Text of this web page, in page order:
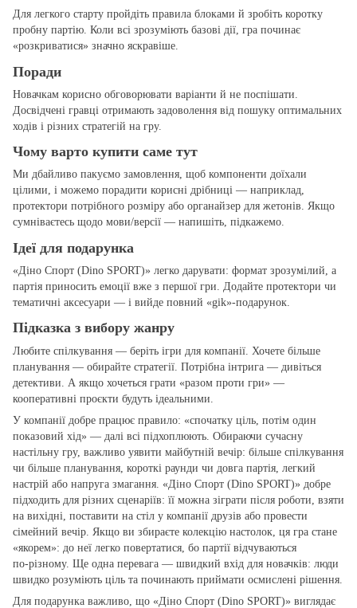
Для легкого старту пройдіть правила блоками й зробіть коротку
пробну партію. Коли всі зрозуміють базові дії, гра починає
«розкриватися» значно яскравіше.
Поради
Новачкам корисно обговорювати варіанти й не поспішати.
Досвідчені гравці отримають задоволення від пошуку оптимальних
ходів і різних стратегій на гру.
Чому варто купити саме тут
Ми дбайливо пакуємо замовлення, щоб компоненти доїхали
цілими, і можемо порадити корисні дрібниці — наприклад,
протектори потрібного розміру або органайзер для жетонів. Якщо
сумніваєтесь щодо мови/версії — напишіть, підкажемо.
Ідеї для подарунка
«Діно Спорт (Dino SPORT)» легко дарувати: формат зрозумілий, а
партія приносить емоції вже з першої гри. Додайте протектори чи
тематичні аксесуари — і вийде повний «gіk»‑подарунок.
Підказка з вибору жанру
Любите спілкування — беріть ігри для компанії. Хочете більше
планування — обирайте стратегії. Потрібна інтрига — дивіться
детективи. А якщо хочеться грати «разом проти гри» —
кооперативні проєкти будуть ідеальними.
У компанії добре працює правило: «спочатку ціль, потім один
показовий хід» — далі всі підхоплюють. Обираючи сучасну
настільну гру, важливо уявити майбутній вечір: більше спілкування
чи більше планування, короткі раунди чи довга партія, легкий
настрій або напруга змагання. «Діно Спорт (Dino SPORT)» добре
підходить для різних сценаріїв: її можна зіграти після роботи, взяти
на вихідні, поставити на стіл у компанії друзів або провести
сімейний вечір. Якщо ви збираєте колекцію настолок, ця гра стане
«якорем»: до неї легко повертатися, бо партії відчуваються
по‑різному. Ще одна перевага — швидкий вхід для новачків: люди
швидко розуміють ціль та починають приймати осмислені рішення.
Для подарунка важливо, що «Діно Спорт (Dino SPORT)» виглядає